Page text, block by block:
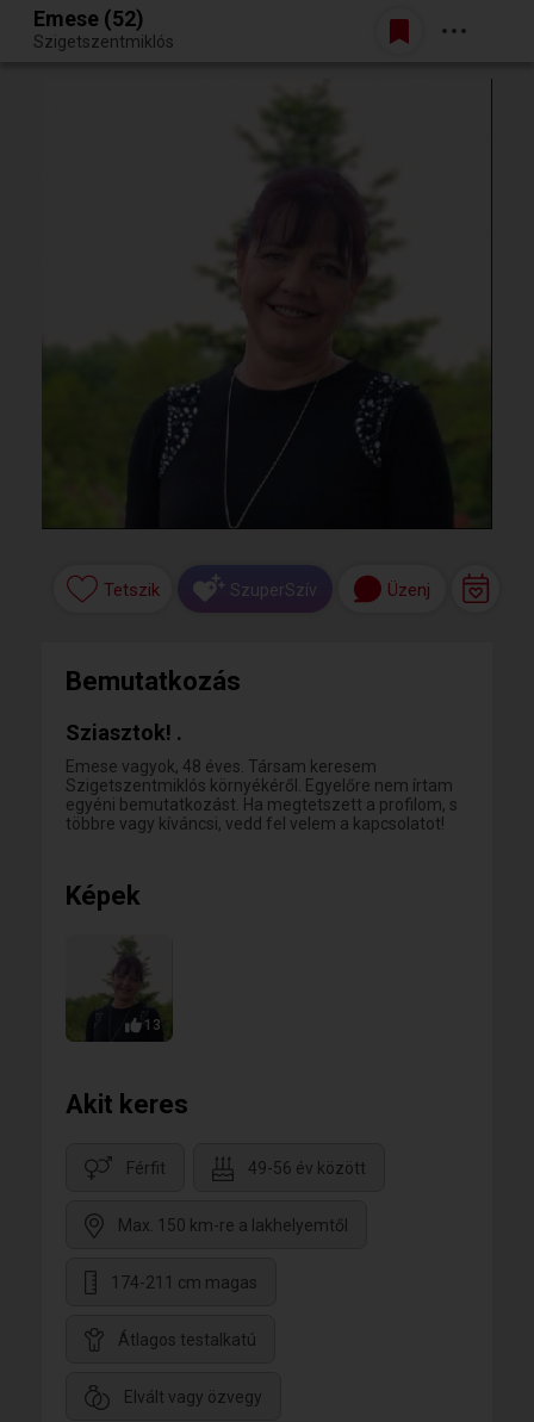
Egy jó randiból bármi lehet.
Belépés
Emese (52)
Szigetszentmiklós
Tetszik SzuperSzív Üzenj
Bemutatkozás
Sziasztok! .
Emese vagyok, 48 éves. Társam keresem
Szigetszentmiklós környékéről. Egyelőre nem írtam
egyéni bemutatkozást. Ha megtetszett a profilom, s
többre vagy kíváncsi, vedd fel velem a kapcsolatot!
Képek
13
Akit keres
Férfit 49-56 év között
Max. 150 km-re a lakhelyemtől
174-211 cm magas
Átlagos testalkatú
Elvált vagy özvegy